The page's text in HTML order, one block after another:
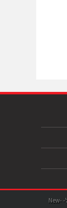
New-Tech Magazine | כל הזכויות שמורות ל- New-